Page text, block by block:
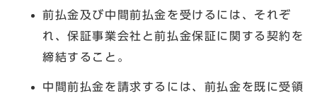
前払金及び中間前払金を受けるには、それぞ
れ、保証事業会社と前払金保証に関する契約を
締結すること。
中間前払金を請求するには、前払金を既に受領